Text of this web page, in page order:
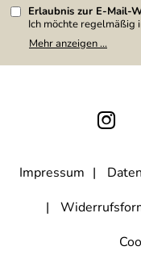
Erlaubnis zur E-Mail-
Ich möchte
Meine E-Mail-Adresse
weitergegeben. Zu
den Link "Abmelden"
Datenschutzerklärung
Mehr anzeigen ...
Impressum